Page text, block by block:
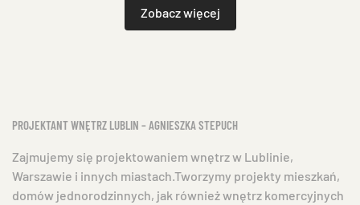
Zobacz więcej
PROJEKTANT WNĘTRZ LUBLIN – AGNIESZKA STEPUCH
Zajmujemy się projektowaniem wnętrz w Lublinie,
Warszawie i innych miastach.Tworzymy projekty mieszkań,
domów jednorodzinnych, jak również wnętrz komercyjnych